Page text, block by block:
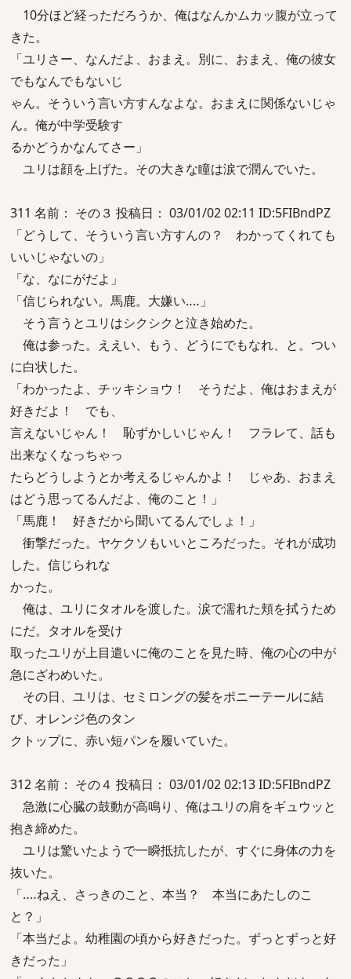
10分ほど経っただろうか、俺はなんかムカッ腹が立って
きた。
「ユリさー、なんだよ、おまえ。別に、おまえ、俺の彼女
でもなんでもないじ
ゃん。そういう言い方すんなよな。おまえに関係ないじゃ
ん。俺が中学受験す
るかどうかなんてさー」
ユリは顔を上げた。その大きな瞳は涙で潤んでいた。
311 名前： その３ 投稿日： 03/01/02 02:11 ID:5FIBndPZ
「どうして、そういう言い方すんの？ わかってくれても
いいじゃないの」
「な、なにがだよ」
「信じられない。馬鹿。大嫌い‥‥」
そう言うとユリはシクシクと泣き始めた。
俺は参った。ええい、もう、どうにでもなれ、と。つい
に白状した。
「わかったよ、チッキショウ！ そうだよ、俺はおまえが
好きだよ！ でも、
言えないじゃん！ 恥ずかしいじゃん！ フラレて、話も
出来なくなっちゃっ
たらどうしようとか考えるじゃんかよ！ じゃあ、おまえ
はどう思ってるんだよ、俺のこと！」
「馬鹿！ 好きだから聞いてるんでしょ！」
衝撃だった。ヤケクソもいいところだった。それが成功
した。信じられな
かった。
俺は、ユリにタオルを渡した。涙で濡れた頬を拭うため
にだ。タオルを受け
取ったユリが上目遣いに俺のことを見た時、俺の心の中が
急にざわめいた。
その日、ユリは、セミロングの髪をポニーテールに結
び、オレンジ色のタン
クトップに、赤い短パンを履いていた。
312 名前： その４ 投稿日： 03/01/02 02:13 ID:5FIBndPZ
急激に心臓の鼓動が高鳴り、俺はユリの肩をギュウッと
抱き締めた。
ユリは驚いたようで一瞬抵抗したが、すぐに身体の力を
抜いた。
「‥‥ねえ、さっきのこと、本当？ 本当にあたしのこ
と？」
「本当だよ。幼稚園の頃から好きだった。ずっとずっと好
きだった」